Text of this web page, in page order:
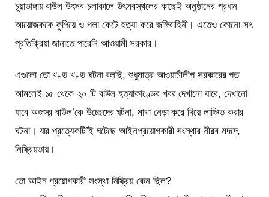
চুয়াডাঙ্গায় বাউল উৎসব চলাকালে উৎসবস্থলের কাছেই অনুষ্ঠানের প্রধান
আয়োজককে কুপিয়ে ও গলা কেটে হত্যা করে জঙ্গিবাহিনী। এতেও কোনো সৎ
প্রতিক্রিয়া জানাতে পারেনি আওয়ামী সরকার।
এগুলো তো খণ্ড খণ্ড ঘটনা বলছি, শুধুমাত্র আওয়ামীলীগ সরকারের গত
আমলেই ১৫ থেকে ২০ টি বাউল হত্যাকাণ্ডের খবর দেখানো যাবে, দেখানো
যাবে অজস্র বাউল’কে উচ্ছেদের ঘটনা, মাথা নেড়া করে দিয়ে লাঞ্চিত করার
ঘটনা। যার প্রত্যেকটি’ই ঘটেছে আইনপ্রয়োগকারী সংস্থার নীরব মদদে,
নিস্ক্রিয়তায়।
তো আইন প্রয়োগকারী সংস্থা নিস্ক্রিয় কেন ছিল?